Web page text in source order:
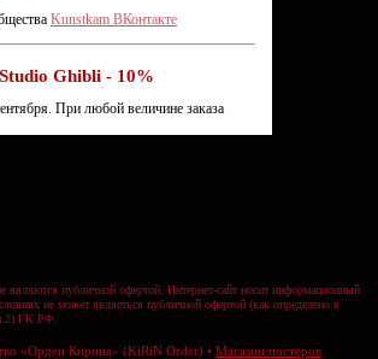
Kunstkam ВКонтакте
Ghibli - 10%
При любой величине заказа
являются публичной офертой. Интернет-сайт носит информационный
не может являеться публичной офертой (как определено в
ГК РФ.
«Орден Кирина» (KiRiN Order) • Магазин постеров